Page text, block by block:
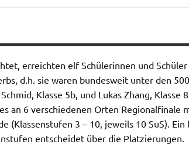
erreichten elf Schülerinnen und
d.h. sie waren bundesweit unter den
Klasse 5b, und Lukas Zhang,
an 6 verschiedenen Orten Regionalfinale
(Klassenstufen 3 – 10, jeweils 10 SuS).
entscheidet über die Platzierungen.